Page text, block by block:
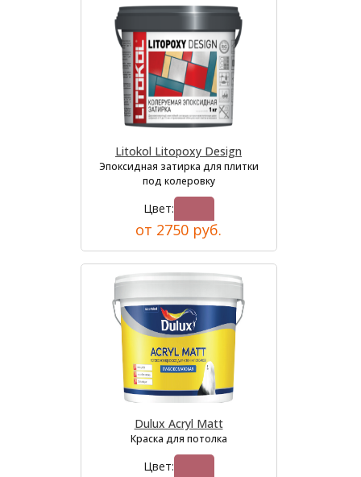
Litokol Litopoxy Design
Эпоксидная затирка для плитки
под колеровку
Цвет:
от 2750 руб.
Dulux Acryl Matt
Краска для потолка
Цвет: